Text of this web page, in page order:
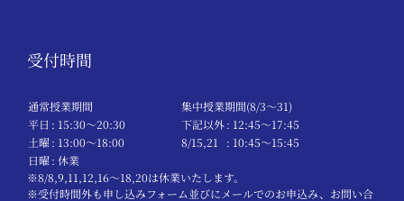
受付時間
通常授業期間
集中授業期間(8/3～31)
平日 : 15:30〜20:30 下記以外: 12:45〜17:45
土曜: 13:00〜18:00 8/15,21
: 10:45〜15:45
日曜: 休業
※8/8,9,11,12,16～18,20は休業いたします。
※受付時間外も申し込みフォーム並びにメールでのお申込み、お問い合